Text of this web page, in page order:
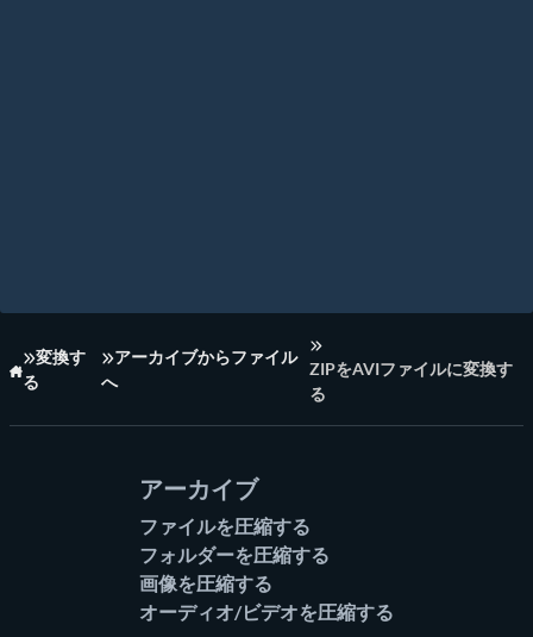
ホーム
変換す
る
アーカイブからファイル
へ
ZIPをAVIファイルに変換す
る
アーカイブ
ファイルを圧縮する
フォルダーを圧縮する
画像を圧縮する
オーディオ/ビデオを圧縮する